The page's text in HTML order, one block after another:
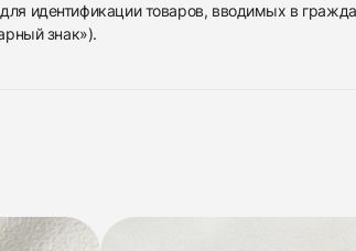
идентификации товаров, вводимых в
знак»).